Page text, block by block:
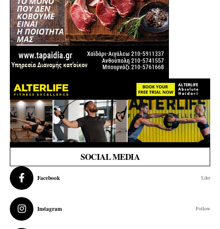
SOCIAL MEDIA
Facebook Like
Instagram Follow